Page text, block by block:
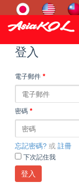
登入
電子郵件 *
密碼 *
忘記密碼? 或 註冊
下次記住我
登入